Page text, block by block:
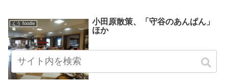
くう foodie
小田原散策、「守谷のあんぱん」
ほか